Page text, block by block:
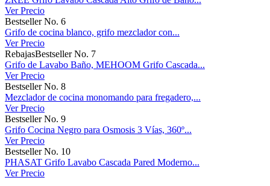
Ver Precio
Bestseller No. 6
Grifo de cocina blanco, grifo mezclador con...
Ver Precio
RebajasBestseller No. 7
Grifo de Lavabo Baño, MEHOOM Grifo Cascada...
Ver Precio
Bestseller No. 8
Mezclador de cocina monomando para fregadero,...
Ver Precio
Bestseller No. 9
Grifo Cocina Negro para Osmosis 3 Vías, 360º...
Ver Precio
Bestseller No. 10
PHASAT Grifo Lavabo Cascada Pared Moderno...
Ver Precio